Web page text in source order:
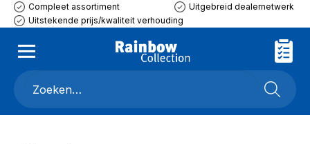
Compleet assortiment
Uitgebreid dealernetwerk
Uitstekende prijs/kwaliteit verhouding